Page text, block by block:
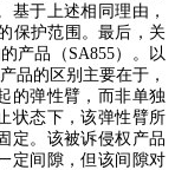
基于上述相同理由，
保护范围。最后，关
产品（ SA855）。以
品的区别主要在于，
的弹性臂，而非单独
状态下，该弹性臂所
定。该被诉侵权产品
定间隙，但该间隙对